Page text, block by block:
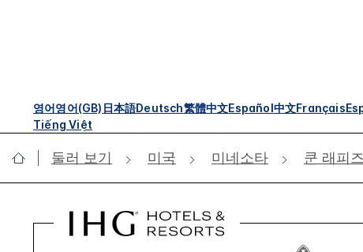
영어영어(GB) 日本語Deutsch繁體中文Español中文Français
Tiếng Việt
둘러 보기 미국 미네소타 쿤 래피즈